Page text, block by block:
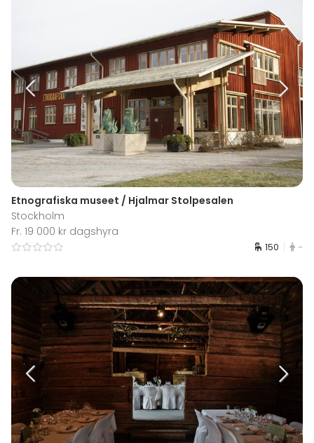
Etnografiska museet / Hjalmar Stolpesalen
Stockholm
Fr. 19 000 kr dagshyra
150 -